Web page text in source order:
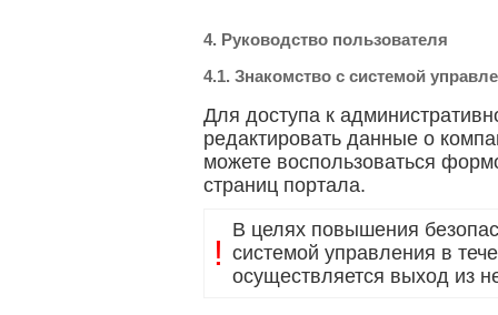
4. Руководство пользователя
4.1. Знакомство с системой
Для доступа к
редактировать данные о
можете воспользоваться
страниц портала.
!
В целях повышения
системой управления в
осуществляется выход из